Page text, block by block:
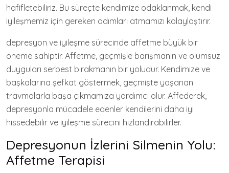
hafifletebiliriz. Bu süreçte kendimize odaklanmak, kendi
iyileşmemiz için gereken adımları atmamızı kolaylaştırır.
depresyon ve iyileşme sürecinde affetme büyük bir
öneme sahiptir. Affetme, geçmişle barışmanın ve olumsuz
duyguları serbest bırakmanın bir yoludur. Kendimize ve
başkalarına şefkat göstermek, geçmişte yaşanan
travmalarla başa çıkmamıza yardımcı olur. Affederek,
depresyonla mücadele edenler kendilerini daha iyi
hissedebilir ve iyileşme sürecini hızlandırabilirler.
Depresyonun İzlerini Silmenin Yolu:
Affetme Terapisi